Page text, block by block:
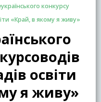
конкурсу
«Край, в якому я живу»
освіти
я живу»